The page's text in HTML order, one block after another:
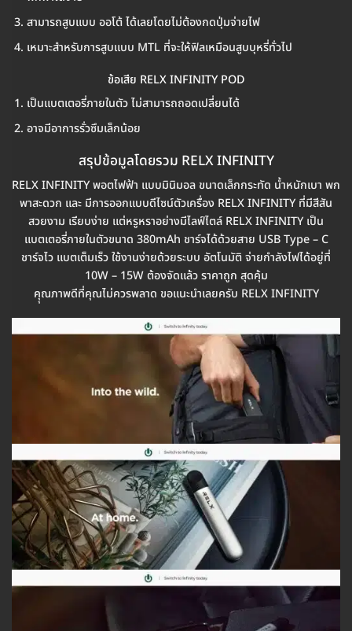
สามารถสูบแบบ ออโต้ ได้เลยโดยไม่ต้องกดปุ่มจ่ายไฟ
เหมาะสำหรับการสูบแบบ MTL ที่จะให้ฟิลเหมือนสูบบุหรี่ทั่วไป
ข้อเสีย RELX INFINITY POD
เป็นแบตเตอรี่ภายในตัว ไม่สามารถถอดเปลี่ยนได้
อาจมีอาการรั่วซึมเล็กน้อย
สรุปข้อมูลโดยรวม RELX INFINITY
RELX INFINITY พอตไฟฟ้า แบบมินิมอล ขนาดเล็กกระทัด น้ำหนักเบา พก
พาสะดวก และ มีการออกแบบดีไซน์ตัวเครื่อง RELX INFINITY ที่มีสีสัน
สวยงาม เรียบง่าย แต่หรูหราอย่างมีไลฟ์ไตล์ RELX INFINITY เป็น
แบตเตอรี่ภายในตัวขนาด 380mAh ชาร์จได้ด้วยสาย USB Type – C
ชาร์จไว แบตเต็มเร็ว ใช้งานง่ายด้วยระบบ อัตโนมัติ จ่ายกำลังไฟได้อยู่ที่
10W – 15W ต้องจัดแล้ว ราคาถูก สุดคุ้ม
คุุณภาพดีที่คุณไม่ควรพลาด ขอแนะนำเลยครับ RELX INFINITY